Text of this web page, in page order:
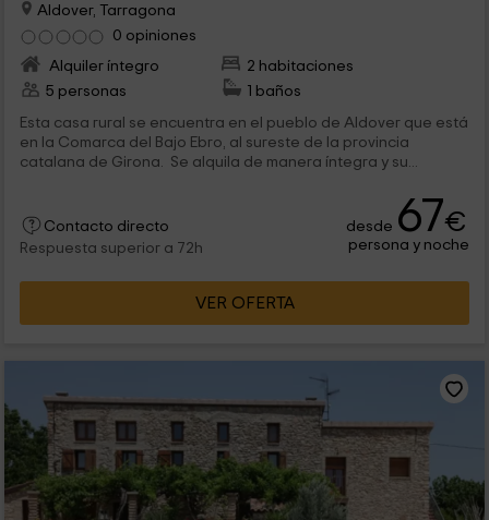
Aldover, Tarragona
0 opiniones
Alquiler íntegro
2 habitaciones
5 personas
1 baños
Esta casa rural se encuentra en el pueblo de Aldover que está
en la Comarca del Bajo Ebro, al sureste de la provincia
catalana de Girona. Se alquila de manera íntegra y su...
Contacto directo
Respuesta superior a 72h
desde 67€
persona y noche
VER OFERTA